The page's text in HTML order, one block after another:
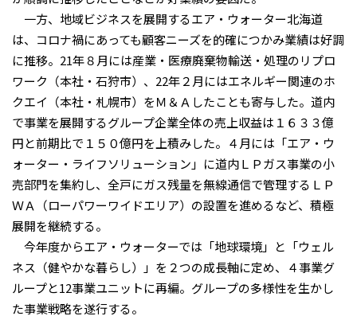
一方、地域ビジネスを展開するエア・ウォーター北海道
は、コロナ禍にあっても顧客ニーズを的確につかみ業績は好調
に推移。21年８月には産業・医療廃棄物輸送・処理のリプロ
ワーク（本社・石狩市）、22年２月にはエネルギー関連のホ
クエイ（本社・札幌市）をＭ＆Ａしたことも寄与した。道内
で事業を展開するグループ企業全体の売上収益は１６３３億
円と前期比で１５０億円を上積みした。４月には「エア・ウ
ォーター・ライフソリューション」に道内ＬＰガス事業の小
売部門を集約し、全戸にガス残量を無線通信で管理するＬＰ
ＷＡ（ローパワーワイドエリア）の設置を進めるなど、積極
展開を継続する。
今年度からエア・ウォーターでは「地球環境」と「ウェル
ネス（健やかな暮らし）」を２つの成長軸に定め、４事業グ
ループと12事業ユニットに再編。グループの多様性を生かし
た事業戦略を遂行する。